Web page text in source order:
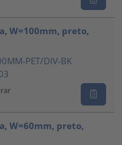
W=100mm, preto,
PET/DIV-BK
W=60mm, preto,